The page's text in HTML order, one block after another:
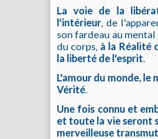
La voie de la
l'intérieur, de
son fardeau au
du corps, à la Réalité
la liberté de l'esprit.
L'amour du monde, le
Vérité.
Une fois connu et
et toute la vie seront
merveilleuse